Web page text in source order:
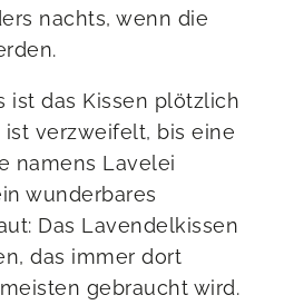
nachts, wenn die
ist das Kissen plötzlich
verzweifelt, bis eine
namens Lavelei
wunderbares
Das Lavendelkissen
das immer dort
gebraucht wird.